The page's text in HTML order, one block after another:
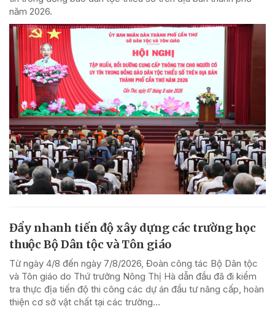
năm 2026.
Đẩy nhanh tiến độ xây dựng các trường học
thuộc Bộ Dân tộc và Tôn giáo
Từ ngày 4/8 đến ngày 7/8/2026, Đoàn công tác Bộ Dân tộc
và Tôn giáo do Thứ trưởng Nông Thị Hà dẫn đầu đã đi kiểm
tra thực địa tiến độ thi công các dự án đầu tư nâng cấp, hoàn
thiện cơ sở vật chất tại các trường...